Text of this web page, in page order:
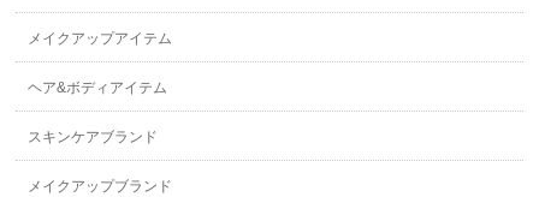
メイクアップアイテム
ヘア&ボディアイテム
スキンケアブランド
メイクアップブランド